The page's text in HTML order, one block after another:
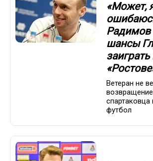
«Может,
Радимов
шансы
заиграть
Ветеран не
футбол